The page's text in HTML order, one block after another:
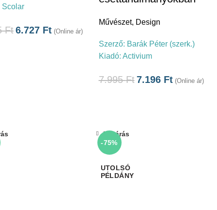
Scolar
Ft6.727 Ft (Online ár)
Művészet, Design
Szerző: Barák Péter (szerk.)
Kiadó: Activium
7.995Ft 7.196 Ft (Online ár)
-75%
Bezárás